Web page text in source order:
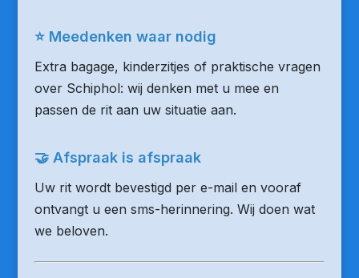
⭐ Meedenken waar nodig
Extra bagage, kinderzitjes of praktische vragen
over Schiphol: wij denken met u mee en
passen de rit aan uw situatie aan.
🤝 Afspraak is afspraak
Uw rit wordt bevestigd per e-mail en vooraf
ontvangt u een sms-herinnering. Wij doen wat
we beloven.